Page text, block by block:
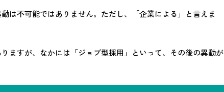
は不可能ではありません。ただし、「企業による」と言えま
ますが、なかには「ジョブ型採用」といって、その後の異動が